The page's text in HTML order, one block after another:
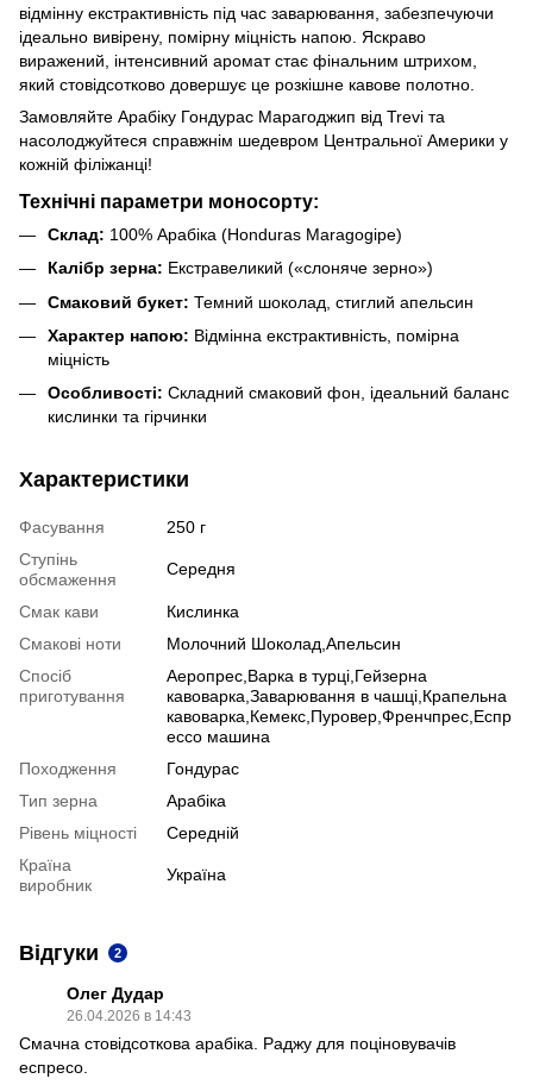
відмінну екстрактивність під час заварювання, забезпечуючи
ідеально вивірену, помірну міцність напою. Яскраво
виражений, інтенсивний аромат стає фінальним штрихом,
який стовідсотково довершує це розкішне кавове полотно.
Замовляйте Арабіку Гондурас Марагоджип від Trevi та
насолоджуйтеся справжнім шедевром Центральної Америки у
кожній філіжанці!
Технічні параметри моносорту:
Склад: 100% Арабіка (Honduras Maragogipe)
Калібр зерна: Екстравеликий («слоняче зерно»)
Смаковий букет: Темний шоколад, стиглий апельсин
Характер напою: Відмінна екстрактивність, помірна
міцність
Особливості: Складний смаковий фон, ідеальний баланс
кислинки та гірчинки
Характеристики
Фасування
250 г
Ступінь
обсмаження
Середня
Смак кави
Кислинка
Смакові ноти
Молочний Шоколад,Апельсин
Спосіб
приготування
Аеропрес,Варка в турці,Гейзерна
кавоварка,Заварювання в чашці,Крапельна
кавоварка,Кемекс,Пуровер,Френчпрес,Еспр
ессо машина
Походження
Гондурас
Тип зерна
Арабіка
Рівень міцності
Середній
Країна
виробник
Україна
Відгуки 2
Олег Дудар
26.04.2026 в 14:43
Смачна стовідсоткова арабіка. Раджу для поціновувачів
еспресо.